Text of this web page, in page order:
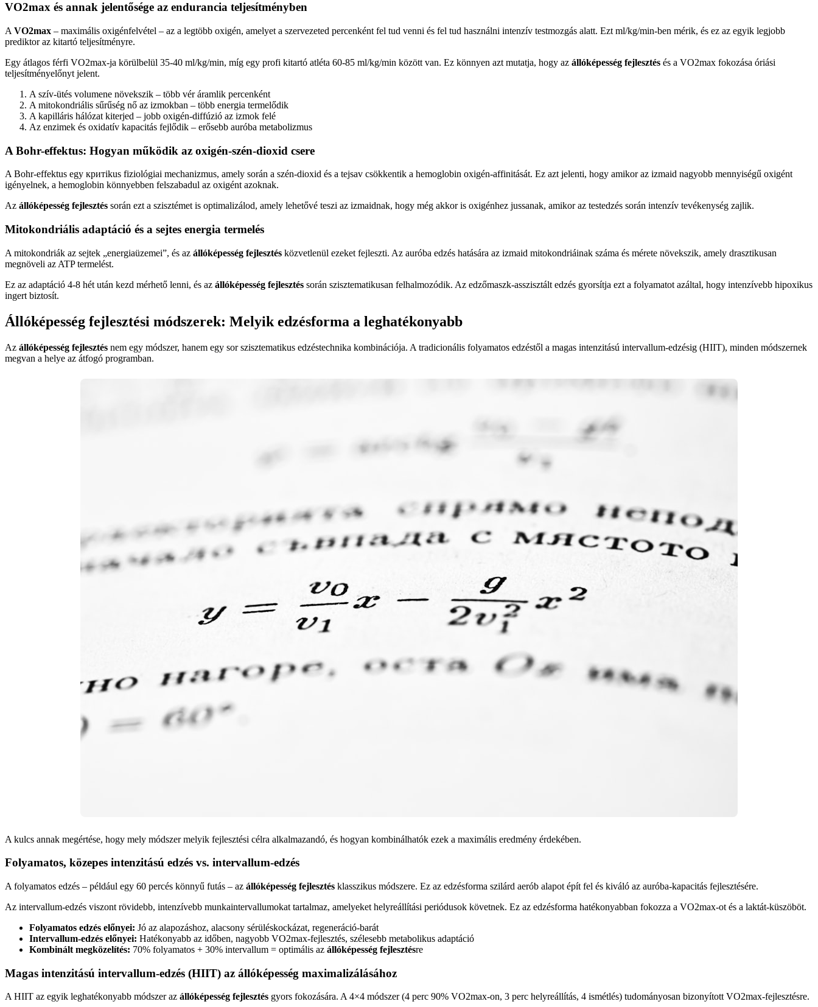
VO2max és annak jelentősége az endurancia teljesítményben
A VO2max – maximális oxigénfelvétel – az a legtöbb oxigén, amelyet a szervezeted percenként fel tud venni és fel tud használni intenzív testmozgás alatt. Ezt ml/kg/min-ben mérik, és ez az egyik legjobb
prediktor az kitartó teljesítményre.
Egy átlagos férfi VO2max-ja körülbelül 35-40 ml/kg/min, míg egy profi kitartó atléta 60-85 ml/kg/min között van. Ez könnyen azt mutatja, hogy az állóképesség fejlesztés és a VO2max fokozása óriási
teljesítményelőnyt jelent.
A szív-ütés volumene növekszik – több vér áramlik percenként
A mitokondriális sűrűség nő az izmokban – több energia termelődik
A kapilláris hálózat kiterjed – jobb oxigén-diffúzió az izmok felé
Az enzimek és oxidatív kapacitás fejlődik – erősebb auróba metabolizmus
A Bohr-effektus: Hogyan működik az oxigén-szén-dioxid csere
A Bohr-effektus egy критikus fiziológiai mechanizmus, amely során a szén-dioxid és a tejsav csökkentik a hemoglobin oxigén-affinitását. Ez azt jelenti, hogy amikor az izmaid nagyobb mennyiségű oxigént
igényelnek, a hemoglobin könnyebben felszabadul az oxigént azoknak.
Az állóképesség fejlesztés során ezt a szisztémet is optimalizálod, amely lehetővé teszi az izmaidnak, hogy még akkor is oxigénhez jussanak, amikor az testedzés során intenzív tevékenység zajlik.
Mitokondriális adaptáció és a sejtes energia termelés
A mitokondriák az sejtek „energiaüzemei”, és az állóképesség fejlesztés közvetlenül ezeket fejleszti. Az auróba edzés hatására az izmaid mitokondriáinak száma és mérete növekszik, amely drasztikusan
megnöveli az ATP termelést.
Ez az adaptáció 4-8 hét után kezd mérhető lenni, és az állóképesség fejlesztés során szisztematikusan felhalmozódik. Az edzőmaszk-asszisztált edzés gyorsítja ezt a folyamatot azáltal, hogy intenzívebb hipoxikus
ingert biztosít.
Állóképesség fejlesztési módszerek: Melyik edzésforma a leghatékonyabb
Az állóképesség fejlesztés nem egy módszer, hanem egy sor szisztematikus edzéstechnika kombinációja. A tradicionális folyamatos edzéstől a magas intenzitású intervallum-edzésig (HIIT), minden módszernek
megvan a helye az átfogó programban.
A kulcs annak megértése, hogy mely módszer melyik fejlesztési célra alkalmazandó, és hogyan kombinálhatók ezek a maximális eredmény érdekében.
Folyamatos, közepes intenzitású edzés vs. intervallum-edzés
A folyamatos edzés – például egy 60 percés könnyű futás – az állóképesség fejlesztés klasszikus módszere. Ez az edzésforma szilárd aerób alapot épít fel és kiváló az auróba-kapacitás fejlesztésére.
Az intervallum-edzés viszont rövidebb, intenzívebb munkaintervallumokat tartalmaz, amelyeket helyreállítási periódusok követnek. Ez az edzésforma hatékonyabban fokozza a VO2max-ot és a laktát-küszöböt.
Folyamatos edzés előnyei: Jó az alapozáshoz, alacsony sérüléskockázat, regeneráció-barát
Intervallum-edzés előnyei: Hatékonyabb az időben, nagyobb VO2max-fejlesztés, szélesebb metabolikus adaptáció
Kombinált megközelítés: 70% folyamatos + 30% intervallum = optimális az állóképesség fejlesztésre
Magas intenzitású intervallum-edzés (HIIT) az állóképesség maximalizálásához
A HIIT az egyik leghatékonyabb módszer az állóképesség fejlesztés gyors fokozására. A 4×4 módszer (4 perc 90% VO2max-on, 3 perc helyreállítás, 4 ismétlés) tudományosan bizonyított VO2max-fejlesztésre.